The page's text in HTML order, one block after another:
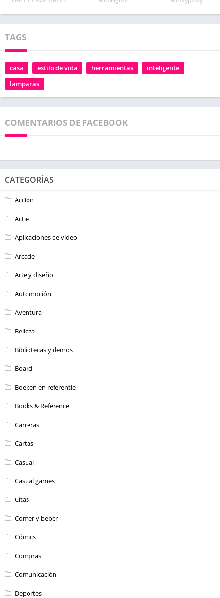
TAGS
casa estilo de vida herramientas
inteligente
lamparas
COMENTARIOS DE FACEBOOK
CATEGORÍAS
Acción
Actie
Aplicaciones de vídeo
Arcade
Arte y diseño
Automoción
Aventura
Belleza
Bibliotecas y demos
Board
Boeken en referentie
Books & Reference
Carreras
Cartas
Casual
Casual games
Citas
Comer y beber
Cómics
Compras
Comunicación
Deportes